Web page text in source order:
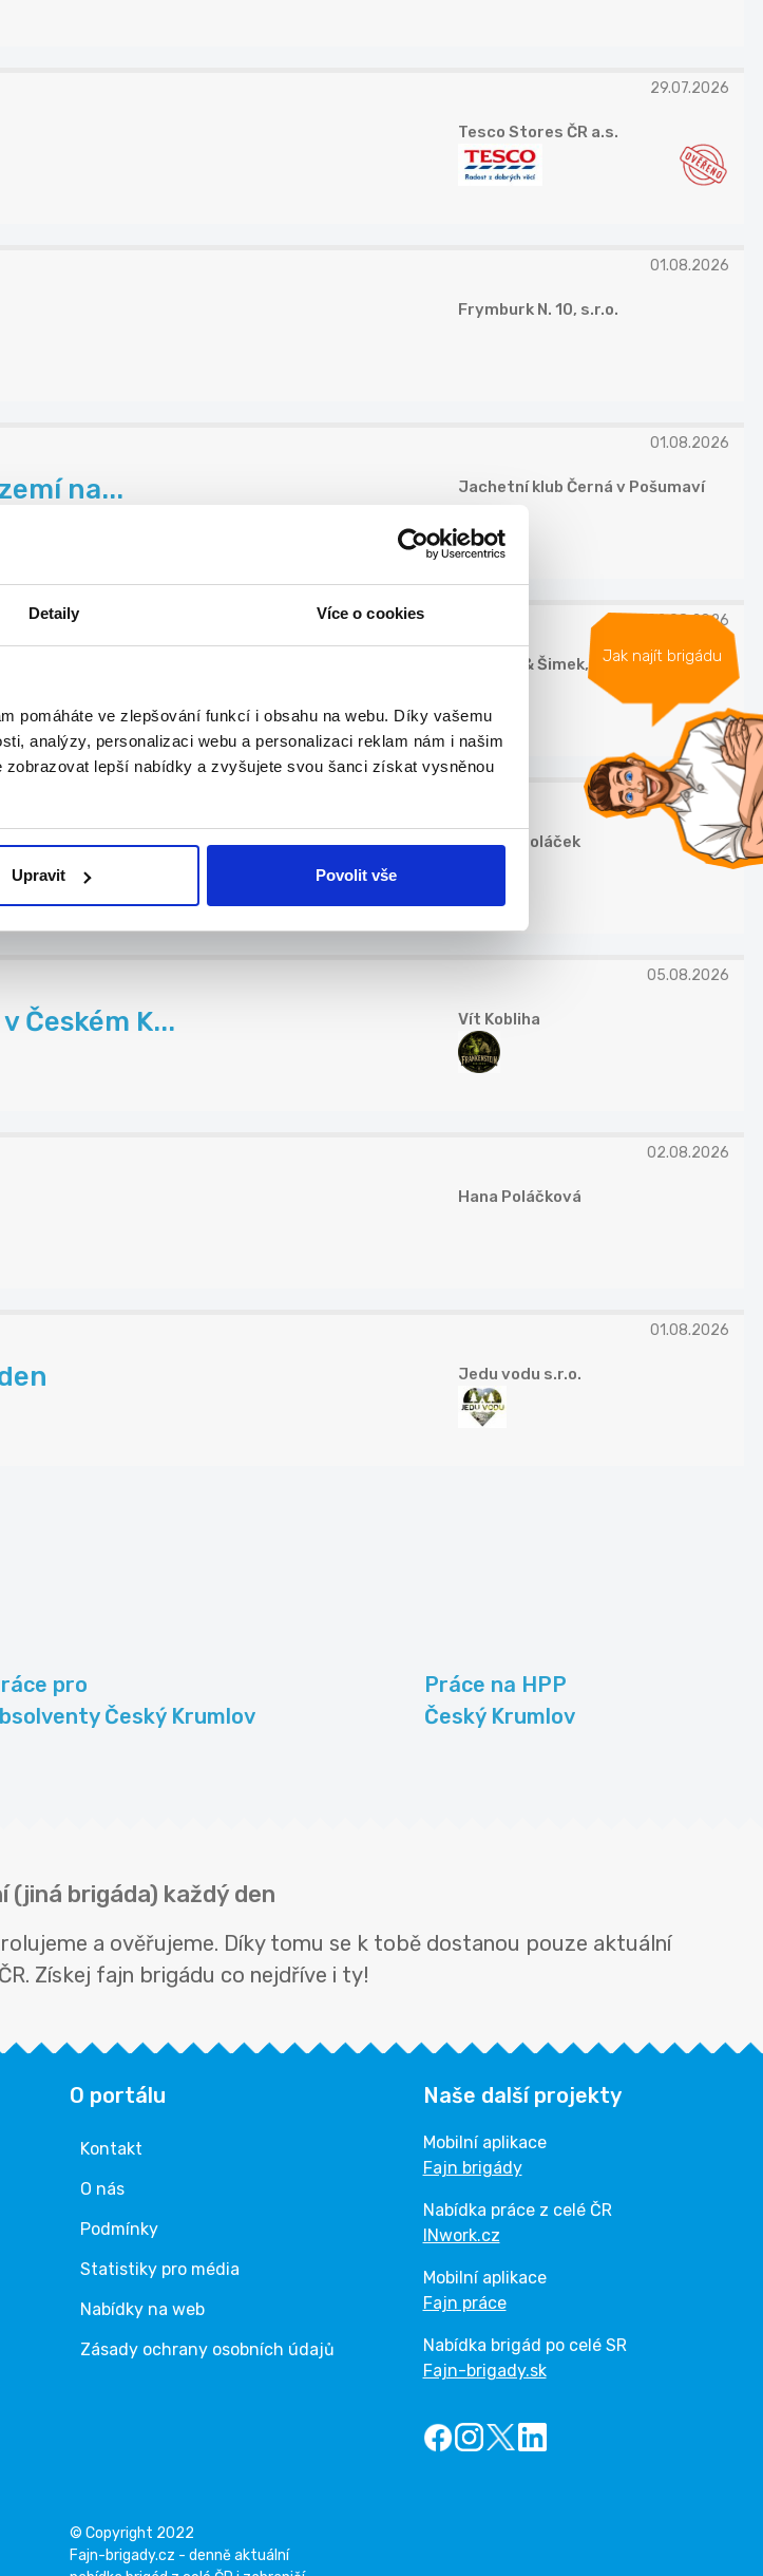
Detaily Více o cookies
pomáháte ve zlepšování funkcí i obsahu na webu. Díky vašemu
analýzy, personalizaci webu a personalizaci reklam nám i našim
lepší nabídky a zvyšujete svou šanci získat vysněnou
Upravit Povolit vše
Jak najít brigádu
29.07.2026
Tesco Stores ČR a.s.
01.08.2026
Frymburk N. 10, s.r.o.
01.08.2026
na...
Jachetní klub Černá v Pošumaví
02.08.2026
Poláček & Šimek, s.r.o.
02.08.2026
Zdeněk Poláček
05.08.2026
Českém K... Vít Kobliha
02.08.2026
Hana Poláčková
01.08.2026
Jedu vodu s.r.o.
pro
Český Krumlov
Práce na HPP
Český Krumlov
(jiná brigáda) každý den
a ověřujeme. Díky tomu se k tobě dostanou pouze aktuální
Získej fajn brigádu co nejdříve i ty!
O portálu
Kontakt
O nás
Podmínky
Statistiky pro média
Nabídky na web
Zásady ochrany osobních údajů
Naše další projekty
Mobilní aplikace
Fajn brigády
Nabídka práce z celé ČR
INwork.cz
Mobilní aplikace
Fajn práce
Nabídka brigád po celé SR
Fajn-brigady.sk
© Copyright 2022
Fajn-brigady.cz - denně aktuální